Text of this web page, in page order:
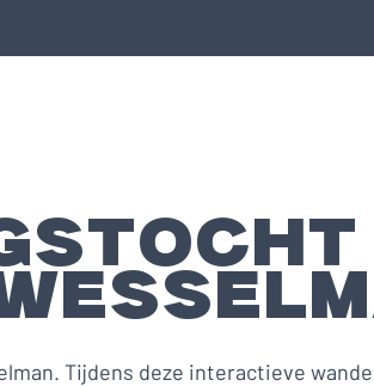
Tijdens deze interactieve